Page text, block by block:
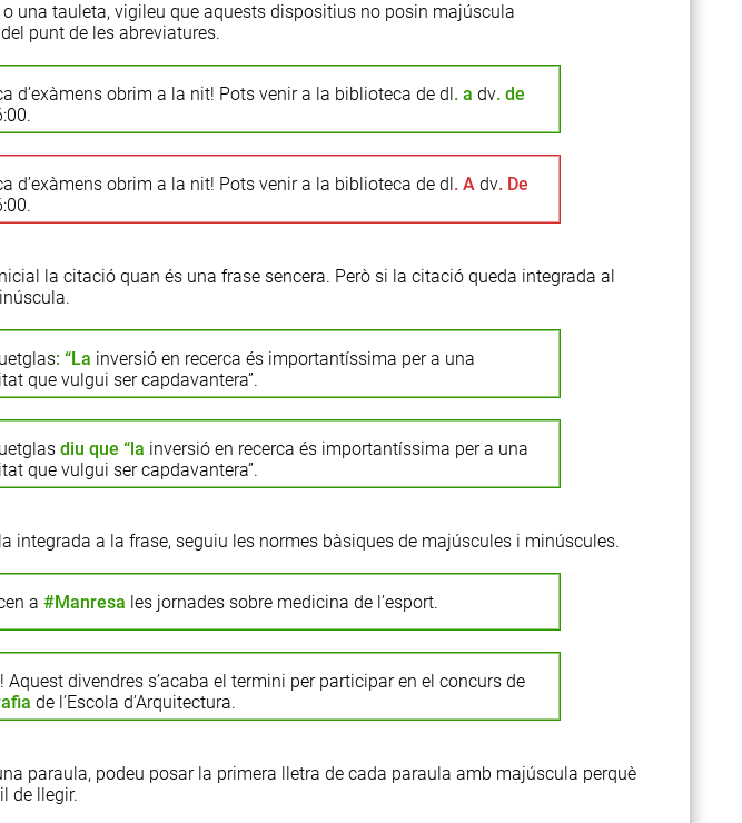
o una tauleta, vigileu que aquests dispositius no posin majúscula
punt de les abreviatures.
d’exàmens obrim a la nit! Pots venir a la biblioteca de dl. a dv. de
d’exàmens obrim a la nit! Pots venir a la biblioteca de dl. Adv. De
la citació quan és una frase sencera. Però si la citació queda integrada al
: “La inversió en recerca és importantíssima per a una
que vulgui ser capdavantera”.
diu que “la inversió en recerca és importantíssima per a una
que vulgui ser capdavantera”.
integrada a la frase, seguiu les normes bàsiques de majúscules i minúscules.
a #Manresa les jornades sobre medicina de l’esport.
Aquest divendres s’acaba el termini per participar en el concurs de
de l’Escola d’Arquitectura.
paraula, podeu posar la primera lletra de cada paraula amb majúscula perquè
de llegir.